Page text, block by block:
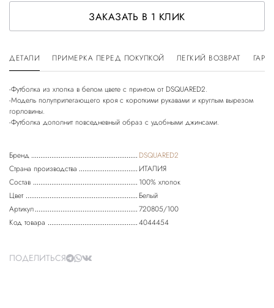
ЗАКАЗАТЬ В 1 КЛИК
ДЕТАЛИ ПРИМЕРКА ПЕРЕД ПОКУПКОЙ ЛЕГКИЙ ВОЗВРАТ
-Футболка из хлопка в белом цвете с принтом от DSQUARED2.
-Модель полуприлегающего кроя с короткими рукавами и круглым вырезом
горловины.
-Футболка дополнит повседневный образ с удобными джинсами.
Бренд
DSQUARED2
Страна производства
ИТАЛИЯ
Состав
100% хлопок
Цвет
Белый
Артикул
720805/100
Код товара
4044454
ПОДЕЛИТЬСЯ